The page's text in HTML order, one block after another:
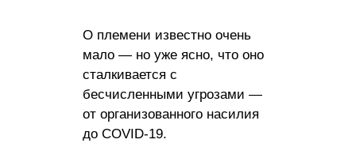
О племени известно очень
мало — но уже ясно, что оно
сталкивается с
бесчисленными угрозами —
от организованного насилия
до COVID-19.